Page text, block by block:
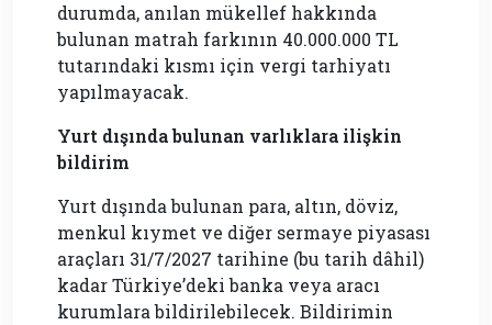
durumda, anılan mükellef hakkında
bulunan matrah farkının 40.000.000 TL
tutarındaki kısmı için vergi tarhiyatı
yapılmayacak.
Yurt dışında bulunan varlıklara ilişkin
bildirim
Yurt dışında bulunan para, altın, döviz,
menkul kıymet ve diğer sermaye piyasası
araçları 31/7/2027 tarihine (bu tarih dâhil)
kadar Türkiye’deki banka veya aracı
kurumlara bildirilebilecek. Bildirimin